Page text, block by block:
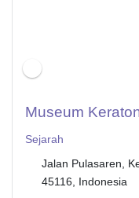
Museum
Sejarah
Jalan Pulasaren,
45116, Indonesia